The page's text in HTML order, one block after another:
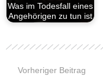
Was im Todesfall eines
Angehörigen zu tun ist
Vorheriger Beitrag